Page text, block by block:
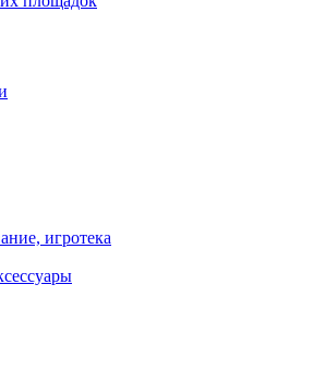
игротека